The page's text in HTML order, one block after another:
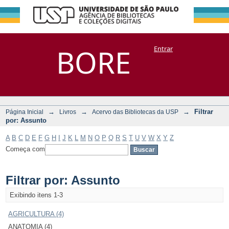
BORE
Filtrar por:
Assunto
DSpace/Manakin + CoriscoEntrar
Página Inicial → Livros → Acervo das Bibliotecas da USP →
Filtrar
por: Assunto
A B C D E F G H J K M N O P Q R S T U V W X Y Z
Começa com
Filtrar por: Assunto
Exibindo itens 1-3
AGRICULTURA (4)
ANATOMIA (4)